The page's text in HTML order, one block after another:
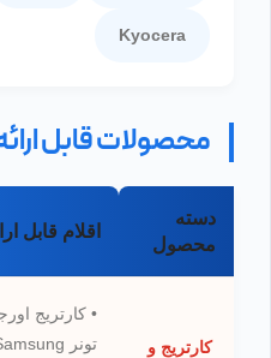
Kyocera
محصولات قابل
دسته
محصول
اقلام قابل
کارتریج و